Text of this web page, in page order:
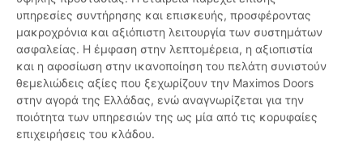
υπηρεσίες συντήρησης και επισκευής, προσφέροντας
μακροχρόνια και αξιόπιστη λειτουργία των συστημάτων
ασφαλείας. Η έμφαση στην λεπτομέρεια, η αξιοπιστία
και η αφοσίωση στην ικανοποίηση του πελάτη συνιστούν
θεμελιώδεις αξίες που ξεχωρίζουν την Maximos Doors
στην αγορά της Ελλάδας, ενώ αναγνωρίζεται για την
ποιότητα των υπηρεσιών της ως μία από τις κορυφαίες
επιχειρήσεις του κλάδου.